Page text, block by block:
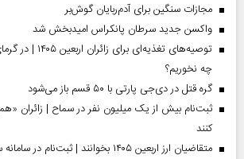
مجازات سنگین برای آدم‌ربایان گوش‌بر
واکسن جدید سرطان پانکراس امیدبخش شد
توصیه‌های تغذیه‌ای
چه نخوریم؟
گره قتل در دی‌جی پارتی با ۵۰ قسم باز می‌شود
ثبت‌نام بیش از یک میلیون نفر در سماح | زائران
کنند
متقاضیان ارز اربعین ۱۴۰۵ بخوانند |